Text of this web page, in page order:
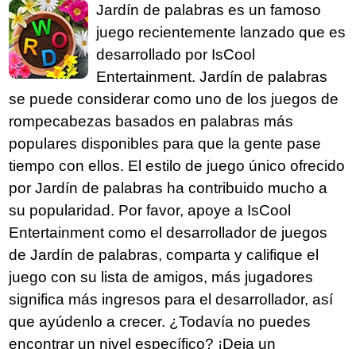
Jardín de palabras es un famoso
juego recientemente lanzado que es
desarrollado por IsCool
Entertainment. Jardín de palabras
se puede considerar como uno de los juegos de
rompecabezas basados en palabras más
populares disponibles para que la gente pase
tiempo con ellos. El estilo de juego único ofrecido
por Jardín de palabras ha contribuido mucho a
su popularidad. Por favor, apoye a IsCool
Entertainment como el desarrollador de juegos
de Jardín de palabras, comparta y califique el
juego con su lista de amigos, más jugadores
significa más ingresos para el desarrollador, así
que ayúdenlo a crecer. ¿Todavía no puedes
encontrar un nivel específico? ¡Deja un